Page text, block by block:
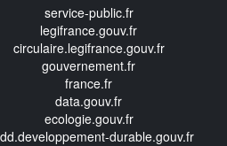
service-public.fr
legifrance.gouv.fr
circulaire.legifrance.gouv.fr
gouvernement.fr
france.fr
data.gouv.fr
ecologie.gouv.fr
durable.gouv.fr